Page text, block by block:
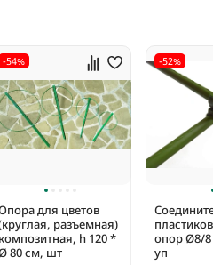
нагрузкам,
чрезмерной влажности и
условиях. Он
насаждения от
солнечного света, создавая
шпагат сейчас часто
целях.
-54%
для цветов
разъемная)
композитная, h 120 *
80 см, шт
-52%
опор Ø8/
уп